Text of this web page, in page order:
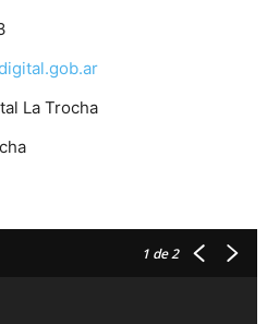
La Trocha
1 de 2